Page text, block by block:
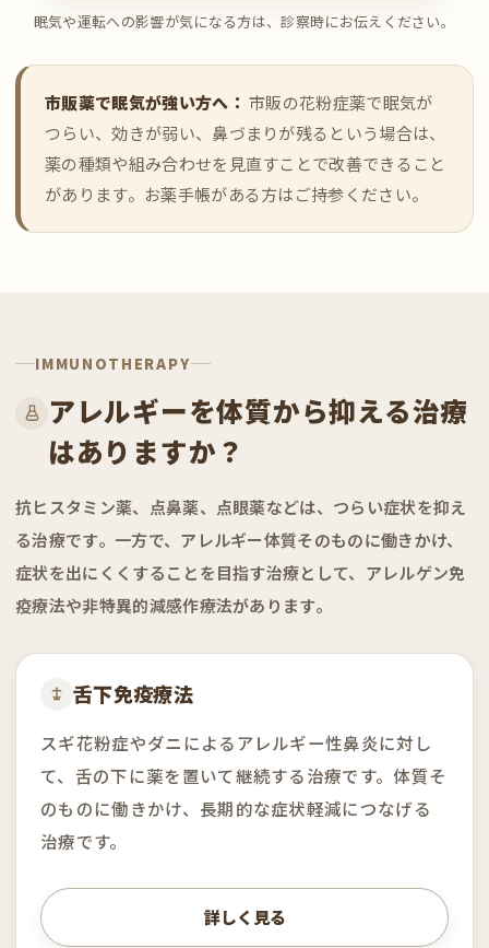
眠気や運転への影響が気になる方は、診察時にお伝えください。
市販薬で眠気が強い方へ： 市販の花粉症薬で眠気が
つらい、効きが弱い、鼻づまりが残るという場合は、
薬の種類や組み合わせを見直すことで改善できること
があります。お薬手帳がある方はご持参ください。
IMMUNOTHERAPY
アレルギーを体質から抑える治療
はありますか？
抗ヒスタミン薬、点鼻薬、点眼薬などは、つらい症状を抑え
る治療です。一方で、アレルギー体質そのものに働きかけ、
症状を出にくくすることを目指す治療として、アレルゲン免
疫療法や非特異的減感作療法があります。
舌下免疫療法
スギ花粉症やダニによるアレルギー性鼻炎に対し
て、舌の下に薬を置いて継続する治療です。体質そ
のものに働きかけ、長期的な症状軽減につなげる
治療です。
詳しく見る